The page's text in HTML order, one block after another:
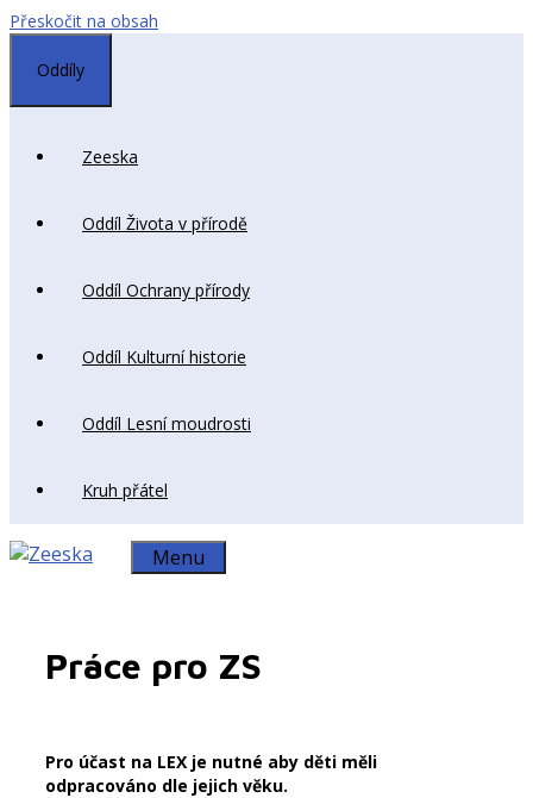
Přeskočit na obsah
Oddíly
Zeeska
Oddíl Života v přírodě
Oddíl Ochrany přírody
Oddíl Kulturní historie
Oddíl Lesní moudrosti
Kruh přátel
Menu
Práce pro ZS
Pro účast na LEX je nutné aby děti měli
odpracováno dle jejich věku.